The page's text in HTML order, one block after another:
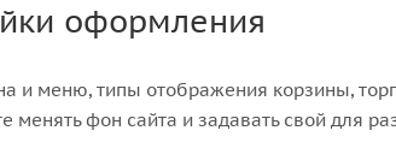
оформления
и меню, типы отображения корзины,
фон сайта и задавать свой для